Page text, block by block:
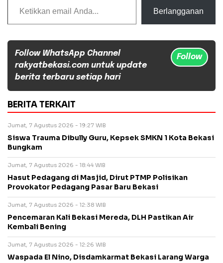
Berlangganan
Follow WhatsApp Channel
rakyatbekasi.com untuk update
berita terbaru setiap hari
Follow
BERITA TERKAIT
Jumat, 7 Agustus 2026 - 19:27 WIB
Siswa Trauma Dibully Guru, Kepsek SMKN 1 Kota Bekasi
Bungkam
Jumat, 7 Agustus 2026 - 18:44 WIB
Hasut Pedagang di Masjid, Dirut PTMP Polisikan
Provokator Pedagang Pasar Baru Bekasi
Jumat, 7 Agustus 2026 - 12:38 WIB
Pencemaran Kali Bekasi Mereda, DLH Pastikan Air
Kembali Bening
Jumat, 7 Agustus 2026 - 12:26 WIB
Waspada El Nino, Disdamkarmat Bekasi Larang Warga